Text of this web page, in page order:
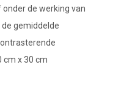
onder de werking van
gemiddelde
x 30 cm